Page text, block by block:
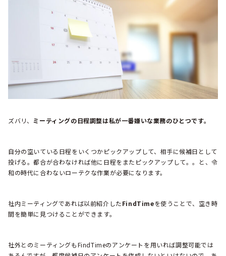
ズバリ、 ミーティングの日程調整は私が一番嫌いな業務のひとつです。
自分の空いている日程をいくつかピックアップして、相手に候補日として
投げる。都合が合わなければ他に日程をまたピックアップして。。と、令
和の時代に合わないローテクな作業が必要になります。
社内ミーティングであれば以前紹介したFindTimeを使うことで、空き時
間を簡単に見つけることができます。
社外とのミーティングもFindTimeのアンケートを用いれば調整可能では